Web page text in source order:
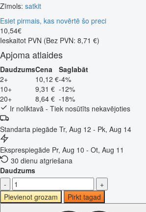
Zīmols: satkit
Esiet pirmais, kas novērtē šo preci
10,54€
Ieskaitot PVN (Bez PVN: 8,71 €)
Apjoma atlaides
DaudzumsCena
Saglabāt
2+
10,12 €-4%
10+
9,31 € -12%
20+
8,64 € -18%
Ir noliktavā - Tiek nosūtīts nekavējoties
Standarta piegāde Tr, Aug 12 - Pk, Aug 14
Eksprespiegāde Pr, Aug 10 - Ot, Aug 11
30 dienu atgriešana
Daudzums
-
+
Pievienot grozam
Pirkt tagad